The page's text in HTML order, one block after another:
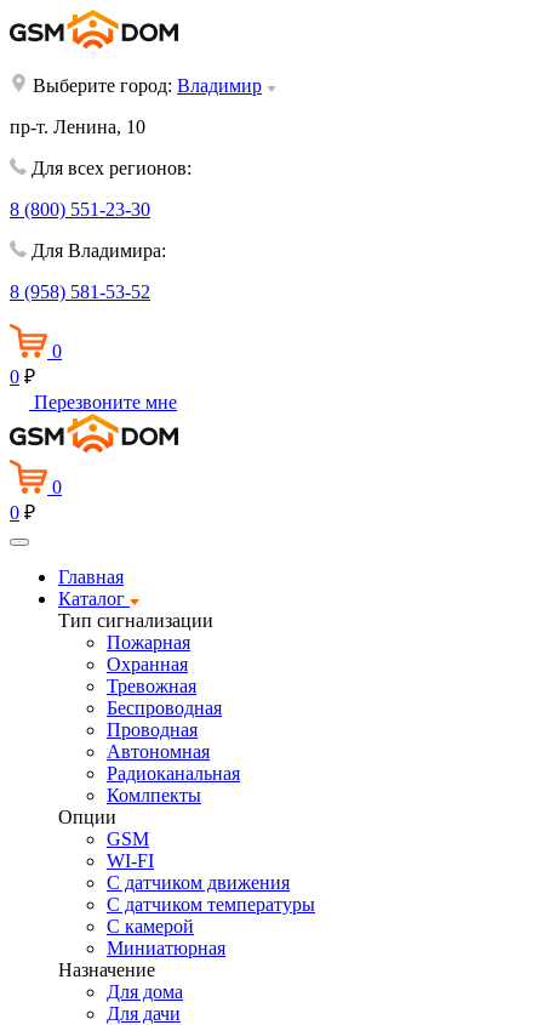
Выберите город: Владимир
пр-т. Ленина, 10
Для всех регионов:
8 (800) 551-23-30
Для Владимира:
8 (958) 581-53-52
0
0 ₽
Перезвоните мне
0
0 ₽
Главная
Каталог
Тип сигнализации
Пожарная
Охранная
Тревожная
Беспроводная
Проводная
Автономная
Радиоканальная
Комлпекты
Опции
GSM
WI-FI
С датчиком движения
С датчиком температуры
С камерой
Миниатюрная
Назначение
Для дома
Для дачи